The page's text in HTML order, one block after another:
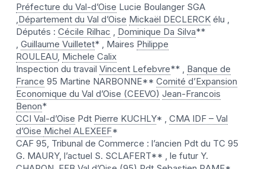
Préfecture du Val-d’Oise Lucie Boulanger SGA
Département du Val d’Oise Mickaël DECLERCK élu ,
Députés : Cécile Rilhac Dominique Da Silva**
Guillaume Vuilletet* , Maires Philippe
ROULEAU Michele Calix
Inspection du travail Vincent Lefebvre** , Banque de
France 95 Martine NARBONNE** Comité d’Expansion
Economique du Val d’Oise (CEEVO) Jean-Francois
Benon*
CCI Val-d’Oise Pdt Pierre KUCHLY* , CMA IDF – Val
d’Oise Michel ALEXEEF*
CAF 95, Tribunal de Commerce : l’ancien Pdt du TC 95
G. MAURY, l’actuel S. SCLAFERT** , le futur Y.